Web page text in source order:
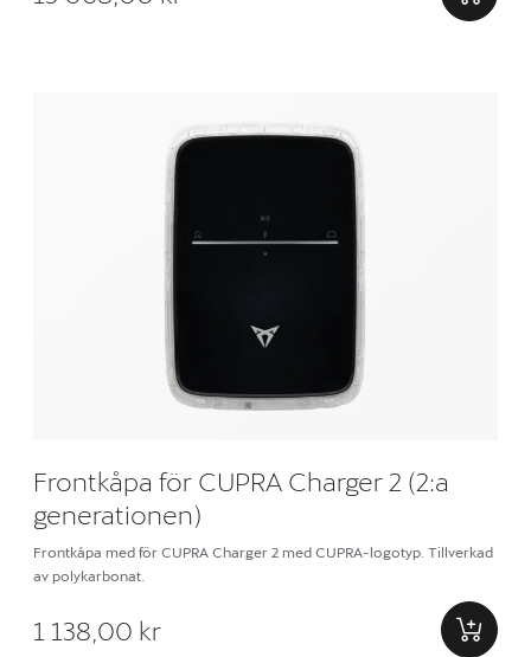
Frontkåpa för CUPRA Charger 2 (2:a
generationen)
Frontkåpa med för CUPRA Charger 2 med CUPRA-logotyp. Tillverkad
av polykarbonat.
1 138,00 kr